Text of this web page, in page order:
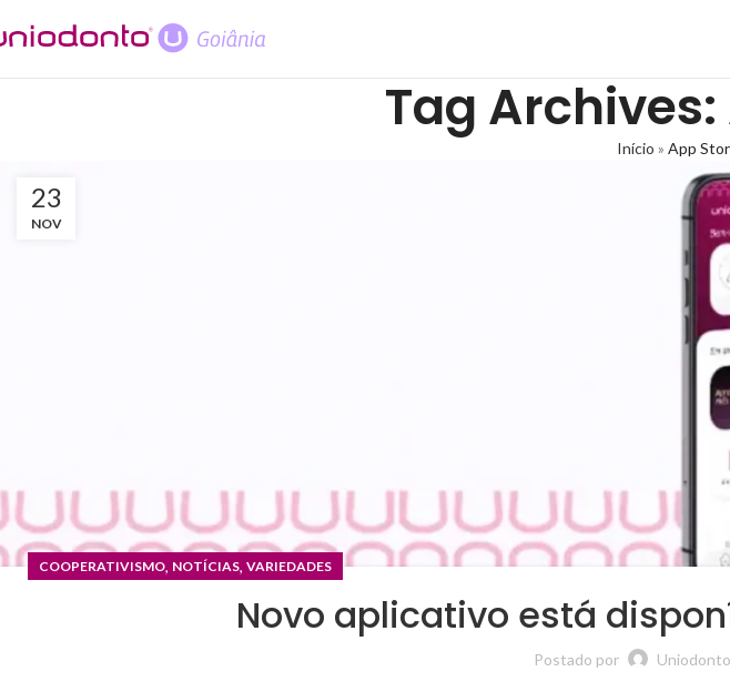
Tag
Início » App
23
NOV
COOPERATIVISMO, NOTÍCIAS, VARIEDADES
Novo aplicativo está
Postado por